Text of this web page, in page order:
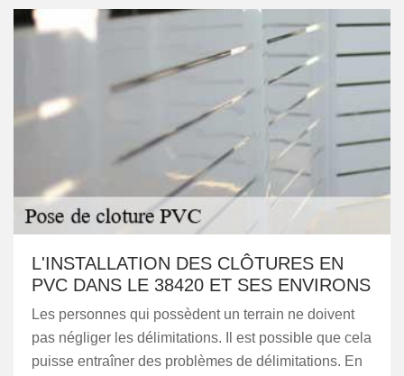
L'INSTALLATION DES CLÔTURES EN
PVC DANS LE 38420 ET SES ENVIRONS
Les personnes qui possèdent un terrain ne doivent
pas négliger les délimitations. Il est possible que cela
puisse entraîner des problèmes de délimitations. En